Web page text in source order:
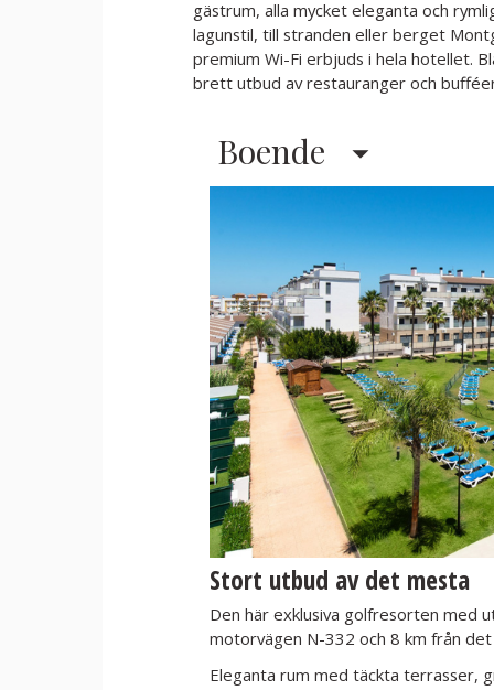
gästrum, alla mycket eleganta och
lagunstil, till stranden eller berget
premium Wi-Fi erbjuds i hela hotellet.
brett utbud av restauranger och
Boende
Stort utbud av det mesta
Den här exklusiva golfresorten med
motorvägen N-332 och 8 km från
Eleganta rum med täckta terrasser,